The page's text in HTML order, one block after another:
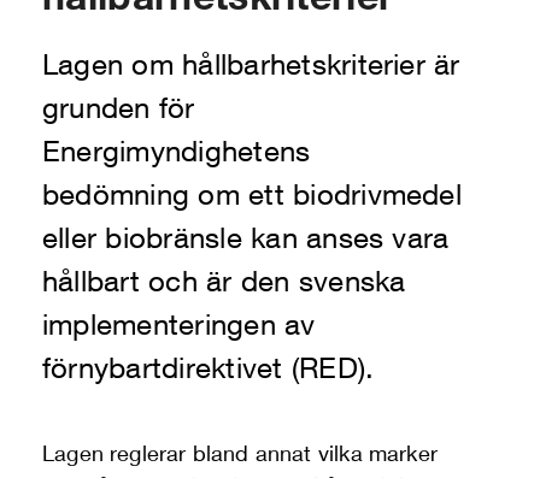
Lagen om hållbarhetskriterier är
grunden för
Energimyndighetens
bedömning om ett biodrivmedel
eller biobränsle kan anses vara
hållbart och är den svenska
implementeringen av
förnybartdirektivet (RED).
Lagen reglerar bland annat vilka marker